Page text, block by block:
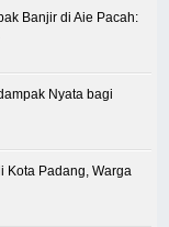
Banjir di Aie Pacah:
Nyata bagi
Kota Padang, Warga